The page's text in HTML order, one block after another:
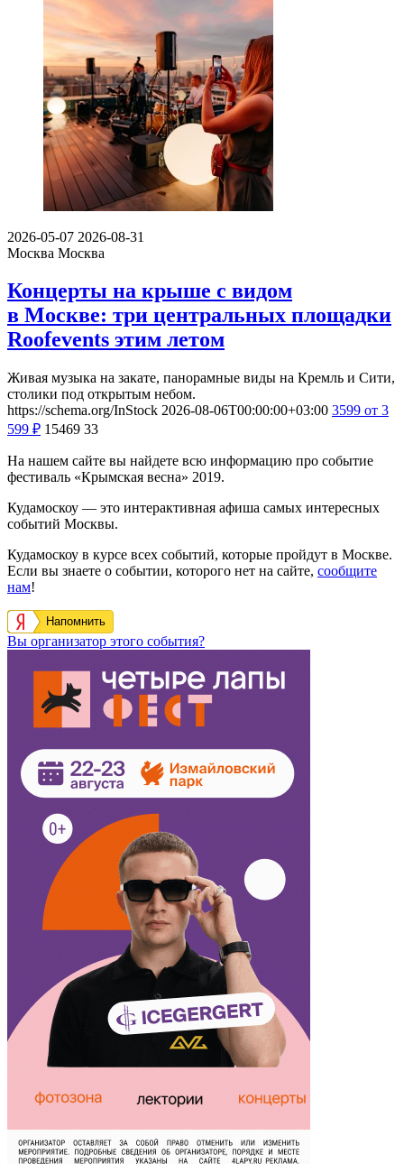
2026-05-07 2026-08-31
Москва Москва
Концерты на крыше с видом
в Москве: три центральных площадки
Roofevents этим летом
Живая музыка на закате, панорамные виды на Кремль и Сити,
столики под открытым небом.
https://schema.org/InStock 2026-08-06T00:00:00+03:00 3599 от 3
599 ₽ 15469 33
На нашем сайте вы найдете всю информацию про событие
фестиваль «Крымская весна» 2019.
Кудамоскоу — это интерактивная афиша самых интересных
событий Москвы.
Кудамоскоу в курсе всех событий, которые пройдут в Москве.
Если вы знаете о событии, которого нет на сайте, сообщите
нам!
Напомнить
Вы организатор этого события?